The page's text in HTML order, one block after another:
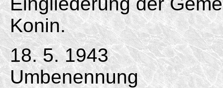
Konin.
18. 5. 1943
Umbenennung